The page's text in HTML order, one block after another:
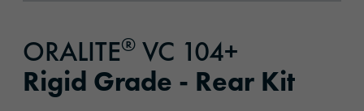
ORALITE® VC 104+
Rigid Grade - Rear Kit